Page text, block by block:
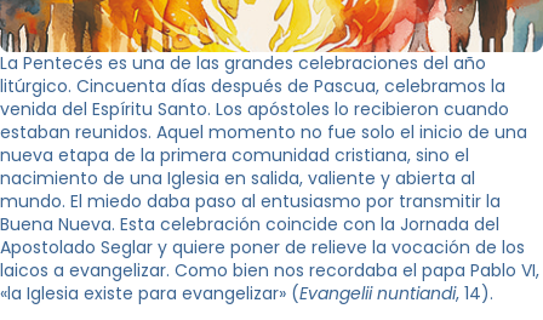
La Pentecés es una de las grandes celebraciones del año
litúrgico. Cincuenta días después de Pascua, celebramos la
venida del Espíritu Santo. Los apóstoles lo recibieron cuando
estaban reunidos. Aquel momento no fue solo el inicio de una
nueva etapa de la primera comunidad cristiana, sino el
nacimiento de una Iglesia en salida, valiente y abierta al
mundo. El miedo daba paso al entusiasmo por transmitir la
Buena Nueva. Esta celebración coincide con la Jornada del
Apostolado Seglar y quiere poner de relieve la vocación de los
laicos a evangelizar. Como bien nos recordaba el papa Pablo VI,
«la Iglesia existe para evangelizar» (Evangelii nuntiandi, 14).